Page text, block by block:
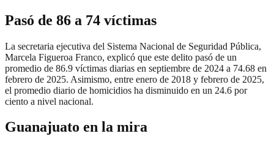
Pasó de 86 a 74 víctimas
La secretaria ejecutiva del Sistema Nacional de Seguridad Pública,
Marcela Figueroa Franco, explicó que este delito pasó de un
promedio de 86.9 víctimas diarias en septiembre de 2024 a 74.68 en
febrero de 2025. Asimismo, entre enero de 2018 y febrero de 2025,
el promedio diario de homicidios ha disminuido en un 24.6 por
ciento a nivel nacional.
Guanajuato en la mira